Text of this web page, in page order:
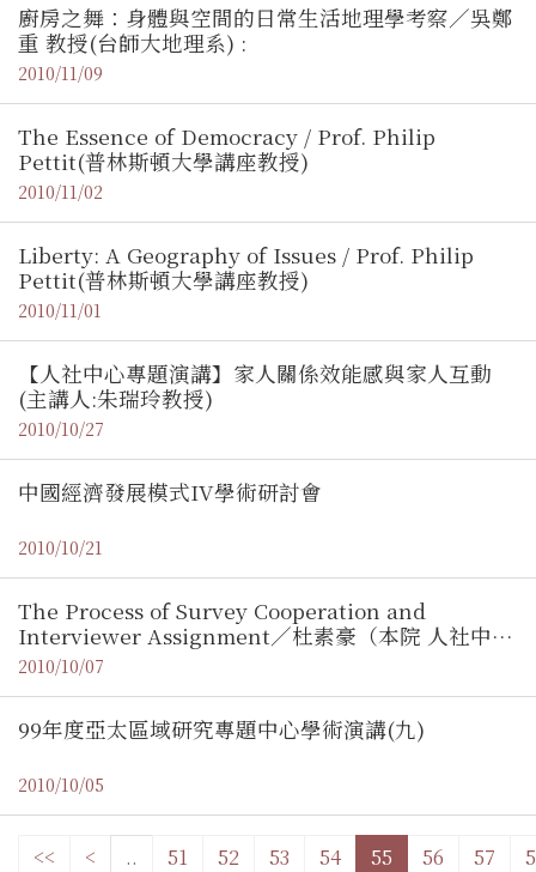
廚房之舞：身體與空間的日常生活地理學考察／吳鄭
重 教授(台師大地理系) :
2010/11/09
The Essence of Democracy / Prof. Philip
Pettit(普林斯頓大學講座教授)
2010/11/02
Liberty: A Geography of Issues / Prof. Philip
Pettit(普林斯頓大學講座教授)
2010/11/01
【人社中心專題演講】家人關係效能感與家人互動
(主講人:朱瑞玲教授)
2010/10/27
中國經濟發展模式IV學術研討會
2010/10/21
The Process of Survey Cooperation and
Interviewer Assignment／杜素豪（本院 人社中心
副研究員）
2010/10/07
99年度亞太區域研究專題中心學術演講(九)
2010/10/05
<< < .. 51 52 53 54 55 56 57